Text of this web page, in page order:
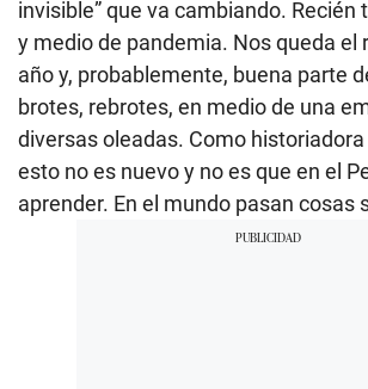
invisible” que va cambiando. Recién
y medio de pandemia. Nos queda el
año y, probablemente, buena parte
brotes, rebrotes, en medio de una
diversas oleadas. Como
esto no es nuevo y no es que en el
aprender. En el mundo pasan cosas